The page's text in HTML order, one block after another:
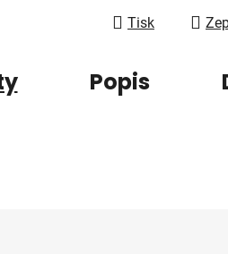
Tisk
Popis